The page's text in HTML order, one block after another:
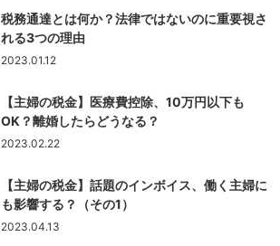
税務通達とは何か？法律ではないのに重要視さ
れる3つの理由
2023.01.12
【主婦の税金】医療費控除、10万円以下も
OK？離婚したらどうなる？
2023.02.22
【主婦の税金】話題のインボイス、働く主婦に
も影響する？（その1）
2023.04.13